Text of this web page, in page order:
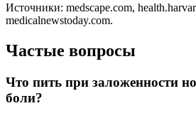
Источники: medscape.com,
medicalnewstoday.com.
Частые вопросы
Что пить при заложенности
боли?